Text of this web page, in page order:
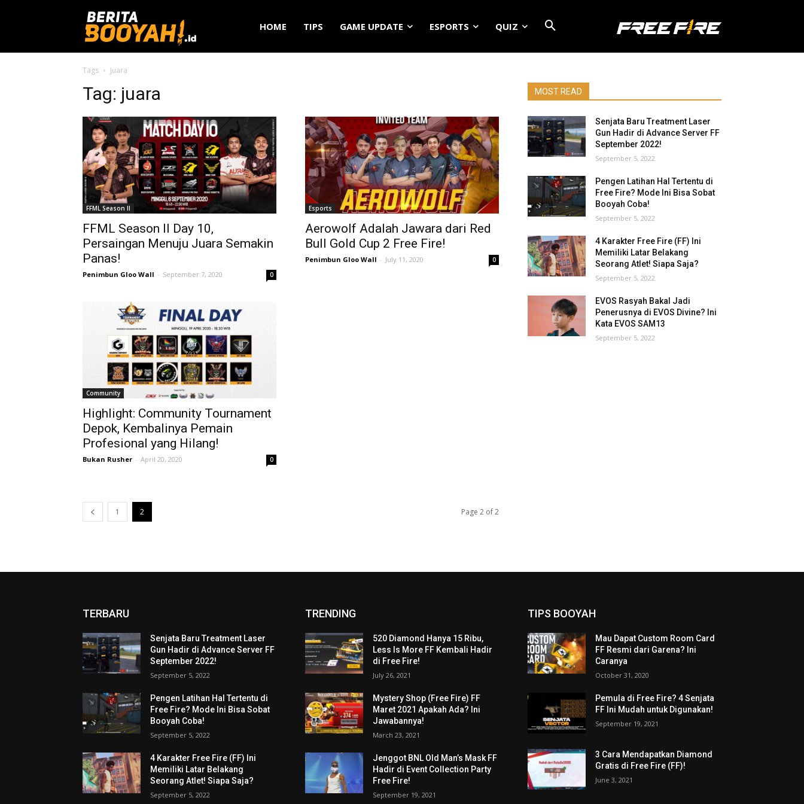
HOME TIPS GAME UPDATE ESPORTS QUIZ
Tags Juara
Tag: juara
FFML Season II
FFML Season II Day 10,
Persaingan Menuju Juara Semakin
Panas!
Penimbun Gloo Wall - September 7, 2020 0
Esports
Aerowolf Adalah Jawara dari Red
Bull Gold Cup 2 Free Fire!
Penimbun Gloo Wall - July 11, 2020 0
Community
Highlight: Community Tournament
Depok, Kembalinya Pemain
Profesional yang Hilang!
Bukan Rusher - April 20, 2020 0
1 2 Page 2 of 2
MOST READ
Senjata Baru Treatment Laser
Gun Hadir di Advance Server FF
September 2022!
September 5, 2022
Pengen Latihan Hal Tertentu di
Free Fire? Mode Ini Bisa Sobat
Booyah Coba!
September 5, 2022
4 Karakter Free Fire (FF) Ini
Memiliki Latar Belakang
Seorang Atlet! Siapa Saja?
September 5, 2022
EVOS Rasyah Bakal Jadi
Penerusnya di EVOS Divine? Ini
Kata EVOS SAM13
September 5, 2022
TERBARU
Senjata Baru Treatment Laser
Gun Hadir di Advance Server FF
September 2022!
September 5, 2022
Pengen Latihan Hal Tertentu di
Free Fire? Mode Ini Bisa Sobat
Booyah Coba!
September 5, 2022
4 Karakter Free Fire (FF) Ini
Memiliki Latar Belakang
Seorang Atlet! Siapa Saja?
September 5, 2022
TRENDING
520 Diamond Hanya 15 Ribu,
Less Is More FF Kembali Hadir
di Free Fire!
July 26, 2021
Mystery Shop (Free Fire) FF
Maret 2021 Apakah Ada? Ini
Jawabannya!
March 23, 2021
Jenggot BNL Old Man’s Mask FF
Hadir di Event Collection Party
Free Fire!
September 19, 2021
TIPS BOOYAH
Mau Dapat Custom Room Card
FF Resmi dari Garena? Ini
Caranya
October 31, 2020
Pemula di Free Fire? 4 Senjata
FF Ini Mudah untuk Digunakan!
September 19, 2021
3 Cara Mendapatkan Diamond
Gratis di Free Fire (FF)!
June 3, 2021